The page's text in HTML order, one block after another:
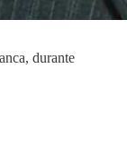
durante